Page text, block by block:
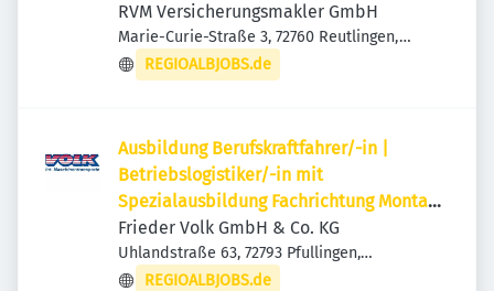
RVM Versicherungsmakler GmbH
Marie-Curie-Straße 3, 72760 Reutlingen,
Deutschland
REGIOALBJOBS.de
Ausbildung Berufskraftfahrer/-in |
Betriebslogistiker/-in mit
Spezialausbildung Fachrichtung Montage
und Maschinenlogistik (m/w/d)
Frieder Volk GmbH & Co. KG
Uhlandstraße 63, 72793 Pfullingen,
Deutschland
REGIOALBJOBS.de